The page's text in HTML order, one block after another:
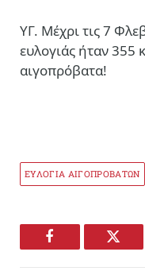
ΥΓ. Μέχρι τις 7
ευλογιάς ήταν 355
αιγοπρόβατα!
ΕΥΛΟΓΙΑ ΑΙΓΟΠΡΟΒΑΤΩΝ
Facebook